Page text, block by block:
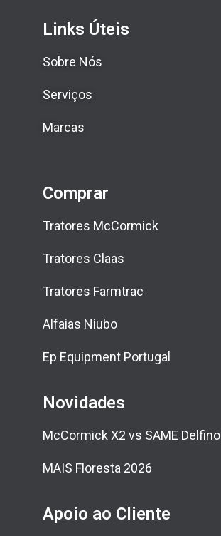
Links Úteis
Sobre Nós
Serviços
Marcas
Comprar
Tratores McCormick
Tratores Claas
Tratores Farmtrac
Alfaias Niubo
Ep Equipment Portugal
Novidades
McCormick X2 vs SAME Delfino
MAIS Floresta 2026
Apoio ao Cliente